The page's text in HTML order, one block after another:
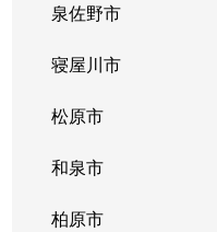
泉佐野市
寝屋川市
松原市
和泉市
柏原市